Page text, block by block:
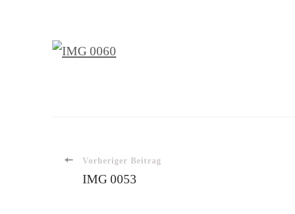
Beitragsnavigation
Vorheriger Beitrag
IMG 0053